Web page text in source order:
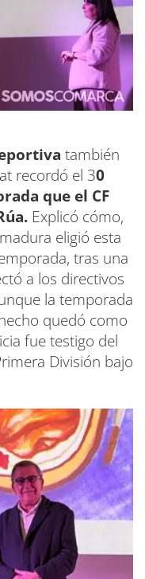
también
recordó el 30
que el CF
Explicó cómo,
eligió esta
tras una
a los directivos
la temporada
quedó como
fue testigo del
División bajo